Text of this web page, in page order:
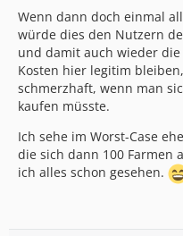
Wenn dann doch einmal
würde dies den Nutzern
und damit auch wieder
Kosten hier legitim
schmerzhaft, wenn man
kaufen müsste.
Ich sehe im Worst-Case
die sich dann 100 Farmen
ich alles schon gesehen.